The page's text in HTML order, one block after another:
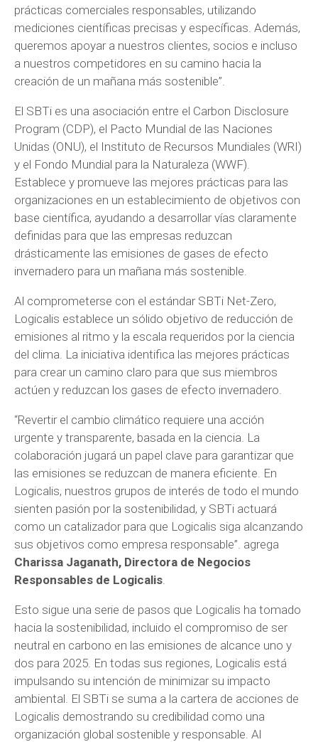
prácticas comerciales responsables, utilizando
mediciones científicas precisas y específicas. Además,
queremos apoyar a nuestros clientes, socios e incluso
a nuestros competidores en su camino hacia la
creación de un mañana más sostenible”.
El SBTi es una asociación entre el Carbon Disclosure
Program (CDP), el Pacto Mundial de las Naciones
Unidas (ONU), el Instituto de Recursos Mundiales (WRI)
y el Fondo Mundial para la Naturaleza (WWF).
Establece y promueve las mejores prácticas para las
organizaciones en un establecimiento de objetivos con
base científica, ayudando a desarrollar vías claramente
definidas para que las empresas reduzcan
drásticamente las emisiones de gases de efecto
invernadero para un mañana más sostenible.
Al comprometerse con el estándar SBTi Net-Zero,
Logicalis establece un sólido objetivo de reducción de
emisiones al ritmo y la escala requeridos por la ciencia
del clima. La iniciativa identifica las mejores prácticas
para crear un camino claro para que sus miembros
actúen y reduzcan los gases de efecto invernadero.
“Revertir el cambio climático requiere una acción
urgente y transparente, basada en la ciencia. La
colaboración jugará un papel clave para garantizar que
las emisiones se reduzcan de manera eficiente. En
Logicalis, nuestros grupos de interés de todo el mundo
sienten pasión por la sostenibilidad, y SBTi actuará
como un catalizador para que Logicalis siga alcanzando
sus objetivos como empresa responsable”. agrega
Charissa Jaganath, Directora de Negocios
Responsables de Logicalis.
Esto sigue una serie de pasos que Logicalis ha tomado
hacia la sostenibilidad, incluido el compromiso de ser
neutral en carbono en las emisiones de alcance uno y
dos para 2025. En todas sus regiones, Logicalis está
impulsando su intención de minimizar su impacto
ambiental. El SBTi se suma a la cartera de acciones de
Logicalis demostrando su credibilidad como una
organización global sostenible y responsable. Al